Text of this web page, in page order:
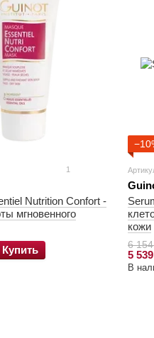
1
Nutrition Confort -
мгновенного
Купить
кожи
6
5
В